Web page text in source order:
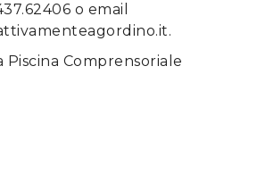
o email
Piscina Comprensoriale